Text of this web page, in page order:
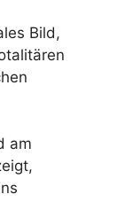
Bild,
am